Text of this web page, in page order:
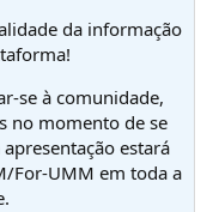
da informação
se à comunidade,
no momento de se
estará
For-UMM em toda a